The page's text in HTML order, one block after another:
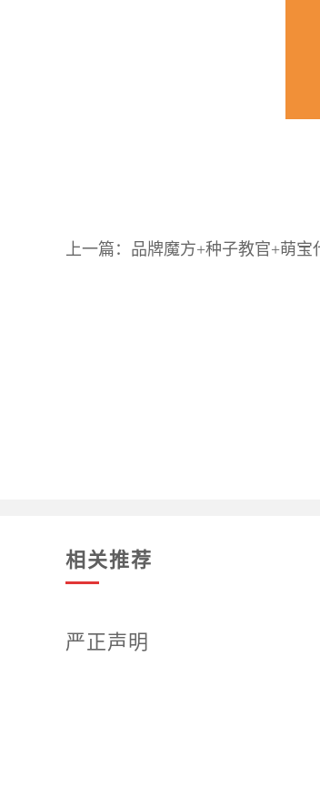
上一篇： 品牌魔方+种子教官+萌
相关推荐
严正声明